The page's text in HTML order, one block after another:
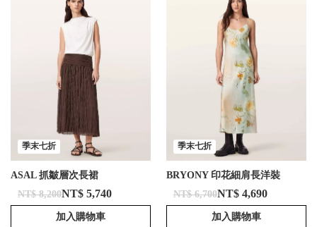
季末七折
ASAL 抓皺層次長裙
NT$ 8,200NT$ 5,740
加入購物車
季末七折
BRYONY 印花細肩長洋裝
NT$ 6,700NT$ 4,690
加入購物車